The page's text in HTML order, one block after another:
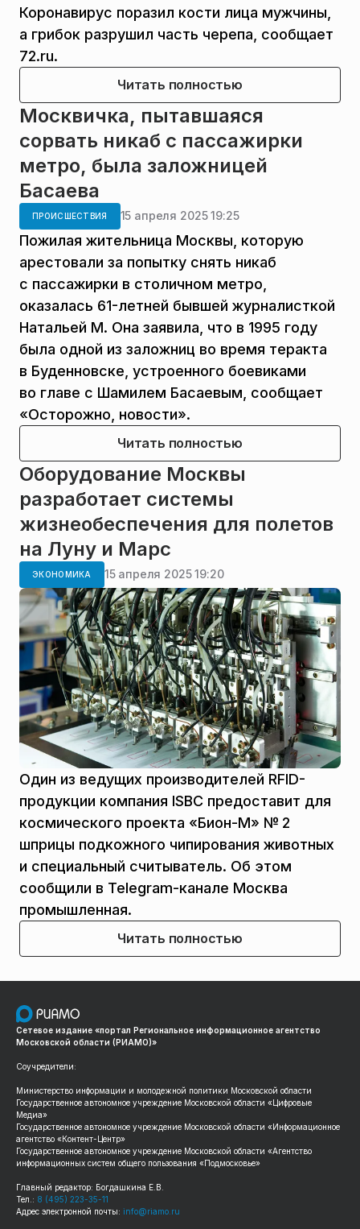
Коронавирус поразил кости лица мужчины,
а грибок разрушил часть черепа, сообщает
72.ru.
Читать полностью
Москвичка, пытавшаяся
сорвать никаб с пассажирки
метро, была заложницей
Басаева
ПРОИСШЕСТВИЯ 15 апреля 2025 19:25
Пожилая жительница Москвы, которую
арестовали за попытку снять никаб
с пассажирки в столичном метро,
оказалась 61-летней бывшей журналисткой
Натальей М. Она заявила, что в 1995 году
была одной из заложниц во время теракта
в Буденновске, устроенного боевиками
во главе с Шамилем Басаевым, сообщает
«Осторожно, новости».
Читать полностью
Оборудование Москвы
разработает системы
жизнеобеспечения для полетов
на Луну и Марс
ЭКОНОМИКА 15 апреля 2025 19:20
Один из ведущих производителей RFID-
продукции компания ISBC предоставит для
космического проекта «Бион-М» № 2
шприцы подкожного чипирования животных
и специальный считыватель. Об этом
сообщили в Telegram-канале Москва
промышленная.
Читать полностью
Сетевое издание «портал Региональное информационное агентство
Московской области (РИАМО)»
Соучредители:
Министерство информации и молодежной политики Московской области
Государственное автономное учреждение Московской области «Цифровые
Медиа»
Государственное автономное учреждение Московской области «Информационное
агентство «Контент-Центр»
Государственное автономное учреждение Московской области «Агентство
информационных систем общего пользования «Подмосковье»
Главный редактор: Богдашкина Е.В.
Тел.: 8 (495) 223-35-11
Адрес электронной почты: info@riamo.ru